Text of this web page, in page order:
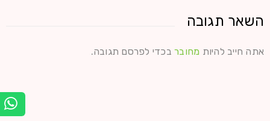
שחיתות ממכרת
פרימיום
השאר תגובה
אתה חייב להיות מחובר בכדי לפרסם תגובה.